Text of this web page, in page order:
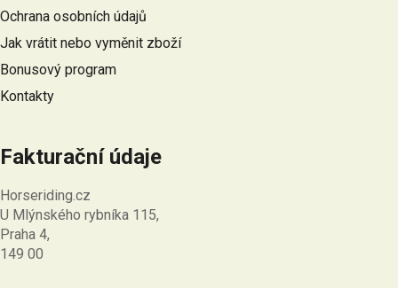
í
Ochrana osobních údajů
Jak vrátit nebo vyměnit zboží
Bonusový program
Kontakty
Fakturační údaje
Horseriding.cz
U Mlýnského rybníka 115,
Praha 4,
149 00